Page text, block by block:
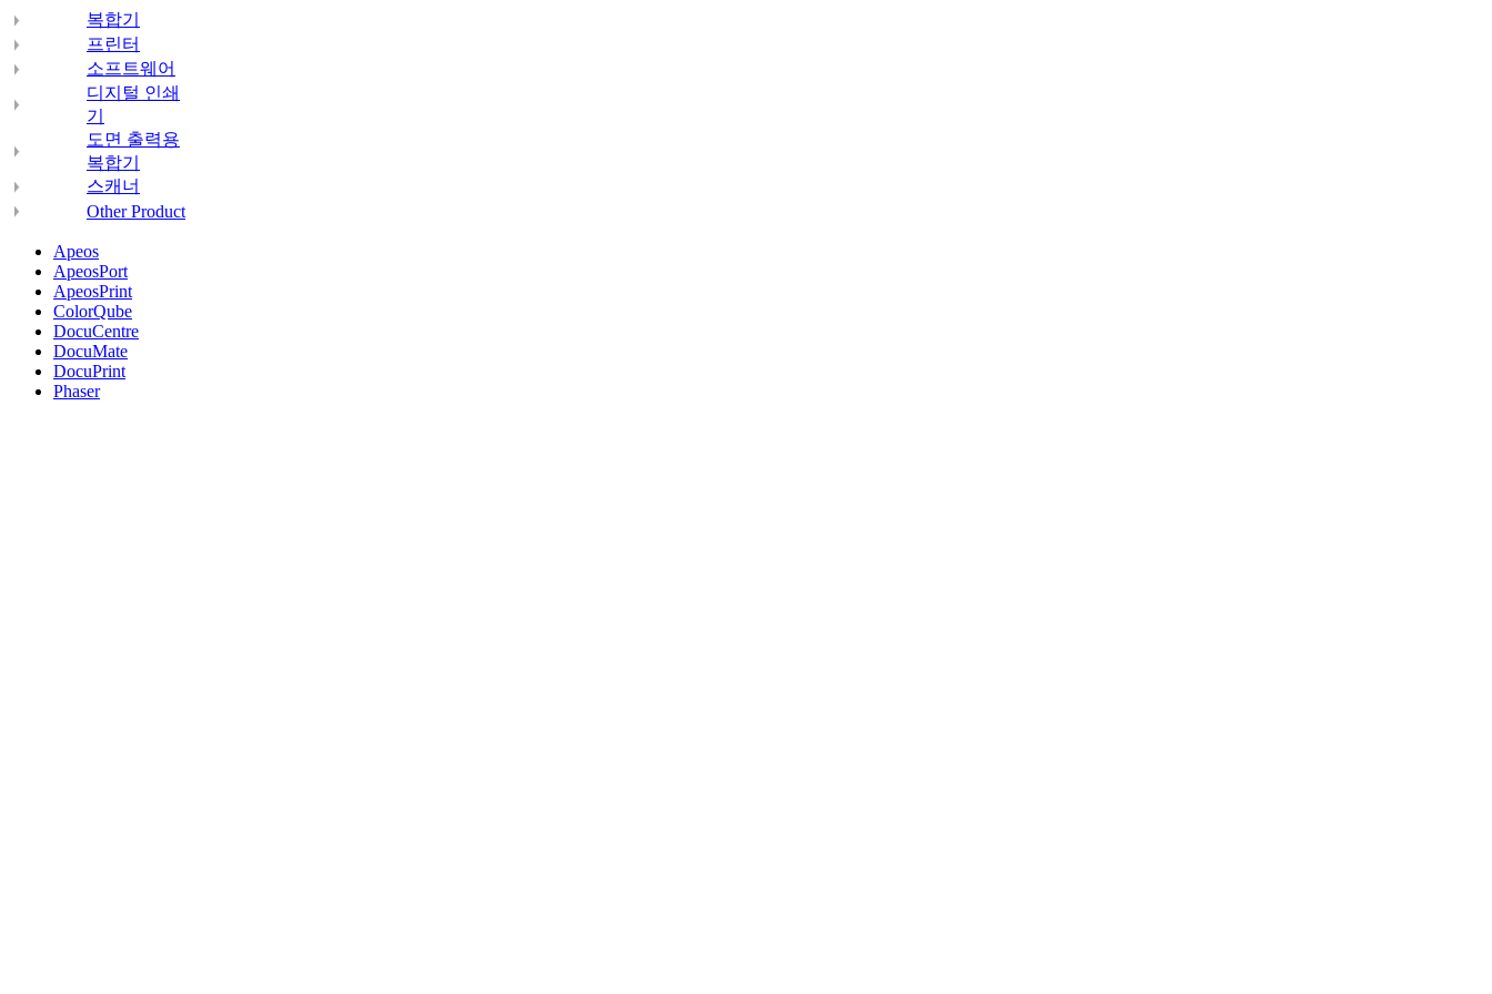
복합기
프린터
소프트웨어
디지털 인쇄
기
도면 출력용
복합기
스캐너
Other Product
Apeos
ApeosPort
ApeosPrint
ColorQube
DocuCentre
DocuMate
DocuPrint
Phaser